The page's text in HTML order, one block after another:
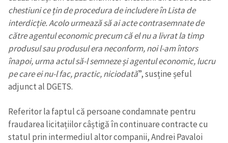
chestiuni ce țin de procedura de includere în Lista de
interdicție. Acolo urmează să ai acte contrasemnate de
către agentul economic precum că el nu a livrat la timp
produsul sau produsul era neconform, noi l-am întors
înapoi, urma actul să-l semneze și agentul economic, lucru
pe care ei nu-l fac, practic, niciodată”, susține șeful
adjunct al DGETS.
Referitor la faptul că persoane condamnate pentru
fraudarea licitațiilor câștigă în continuare contracte cu
statul prin intermediul altor companii, Andrei Pavaloi